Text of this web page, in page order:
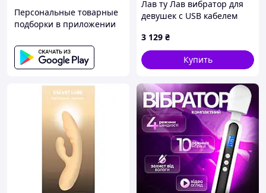
Персональные товарные
подборки в приложении
Лав ту Лав вибратор для
девушек с USB кабелем
3 129 ₴
Купить